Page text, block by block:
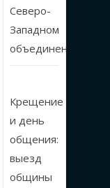
Северо-
Западном
объединении
Крещение
и день
общения:
выезд
общины